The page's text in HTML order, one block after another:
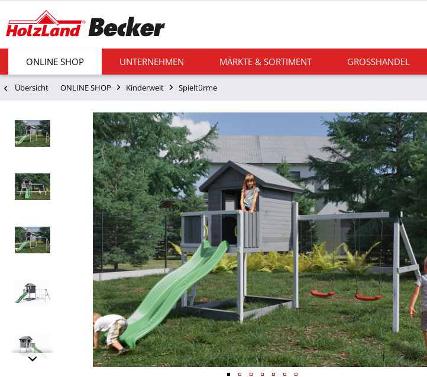
ONLINE SHOP UNTERNEHMEN MÄRKTE & SORTIMENT GROSSHANDEL
Übersicht ONLINE SHOP Kinderwelt Spieltürme